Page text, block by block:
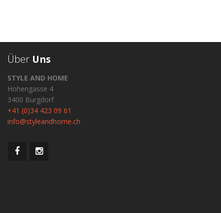
Über Uns
STYLE AND HOME
Hohengasse 4
3400 Burgdorf
+41 (0)34 423 09 61
info@styleandhome.ch